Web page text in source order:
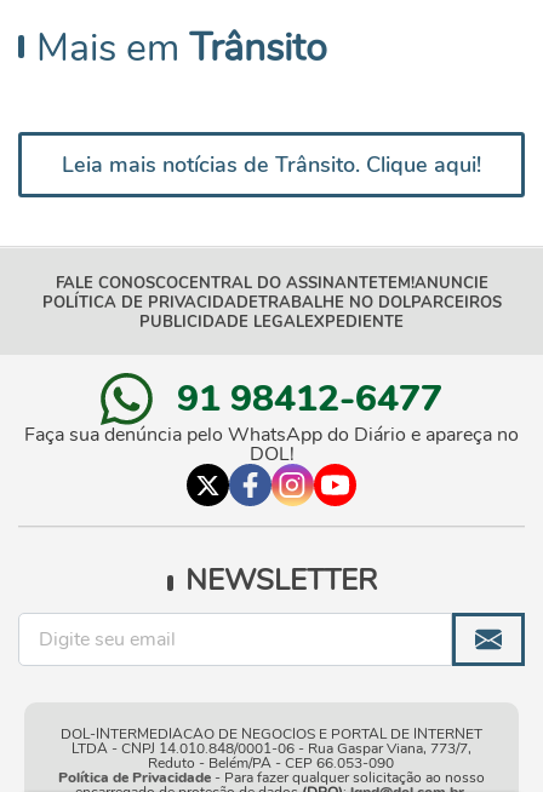
Mais em Trânsito
Leia mais notícias de Trânsito. Clique aqui!
FALE CONOSCOCENTRAL DO ASSINANTETEM!ANUNCIE
POLÍTICA DE PRIVACIDADETRABALHE NO DOLPARCEIROS
PUBLICIDADE LEGALEXPEDIENTE
91 98412-6477
Faça sua denúncia pelo WhatsApp do Diário e apareça no
DOL!
NEWSLETTER
DOL-INTERMEDIACAO DE NEGOCIOS E PORTAL DE INTERNET
LTDA - CNPJ 14.010.848/0001-06 - Rua Gaspar Viana, 773/7,
Reduto - Belém/PA - CEP 66.053-090
Política de Privacidade- Para fazer qualquer solicitação ao nosso